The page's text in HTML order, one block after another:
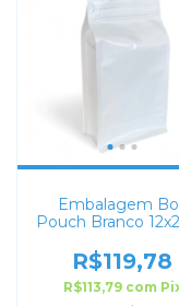
Embalagem
Pouch Branco
R$119,78
R$113,79 com